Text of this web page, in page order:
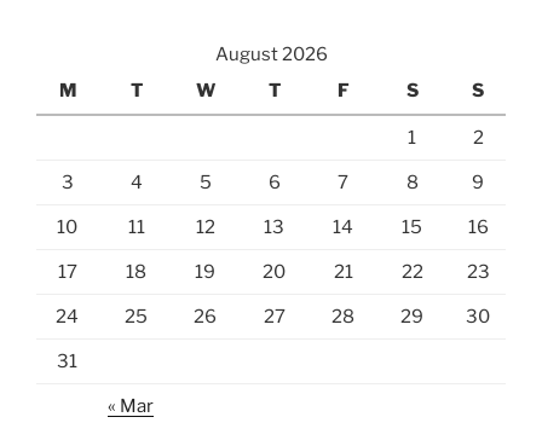
August 2026
M
T W T F S S
1 2
3 4 5 6 7 8 9
10 11 12 13 14 15 16
17 18 19 20 21 22 23
24 25 26 27 28 29 30
31
« Mar